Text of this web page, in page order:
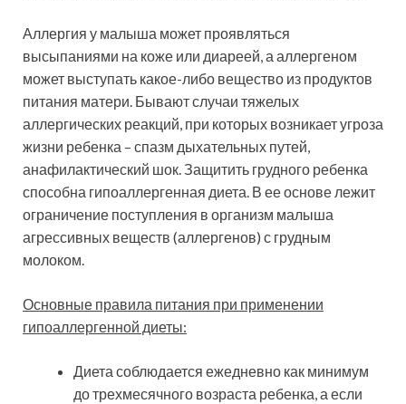
Аллергия у малыша может проявляться
высыпаниями на коже или диареей, а аллергеном
может выступать какое-либо вещество из продуктов
питания матери. Бывают случаи тяжелых
аллергических реакций, при которых возникает угроза
жизни ребенка – спазм дыхательных путей,
анафилактический шок. Защитить грудного ребенка
способна гипоаллергенная диета. В ее основе лежит
ограничение поступления в организм малыша
агрессивных веществ (аллергенов) с грудным
молоком.
Основные правила питания при применении
гипоаллергенной диеты:
Диета соблюдается ежедневно как минимум
до трехмесячного возраста ребенка, а если